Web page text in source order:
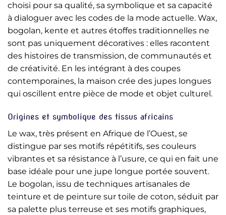
choisi pour sa qualité, sa symbolique et sa capacité
à dialoguer avec les codes de la mode actuelle. Wax,
bogolan, kente et autres étoffes traditionnelles ne
sont pas uniquement décoratives : elles racontent
des histoires de transmission, de communautés et
de créativité. En les intégrant à des coupes
contemporaines, la maison crée des jupes longues
qui oscillent entre pièce de mode et objet culturel.
Origines et symbolique des tissus africains
Le wax, très présent en Afrique de l’Ouest, se
distingue par ses motifs répétitifs, ses couleurs
vibrantes et sa résistance à l’usure, ce qui en fait une
base idéale pour une jupe longue portée souvent.
Le bogolan, issu de techniques artisanales de
teinture et de peinture sur toile de coton, séduit par
sa palette plus terreuse et ses motifs graphiques,